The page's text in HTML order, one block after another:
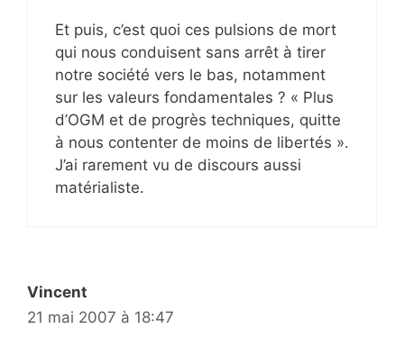
Et puis, c’est quoi ces pulsions de mort
qui nous conduisent sans arrêt à tirer
notre société vers le bas, notamment
sur les valeurs fondamentales ? « Plus
d’OGM et de progrès techniques, quitte
à nous contenter de moins de libertés ».
J’ai rarement vu de discours aussi
matérialiste.
Vincent
21 mai 2007 à 18:47